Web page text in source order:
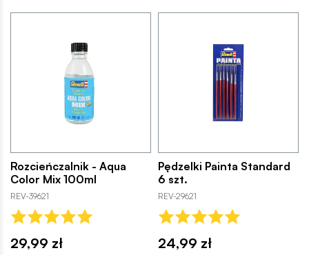
Rozcieńczalnik - Aqua
Color Mix 100ml
REV-39621
29,99 zł
Pędzelki Painta Standard
6 szt.
REV-29621
24,99 zł